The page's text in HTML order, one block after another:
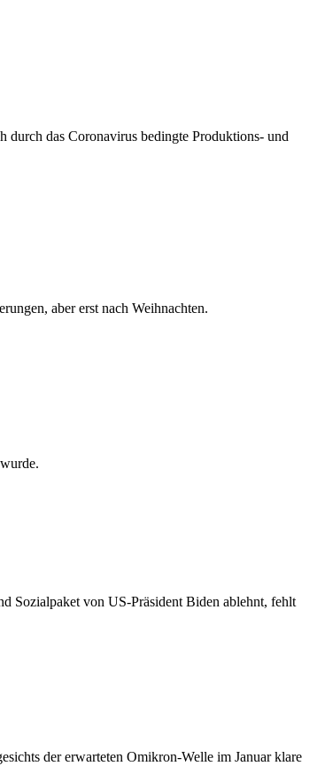
durch das Coronavirus bedingte Produktions- und
aber erst nach Weihnachten.
Sozialpaket von US-Präsident Biden ablehnt, fehlt
der erwarteten Omikron-Welle im Januar klare